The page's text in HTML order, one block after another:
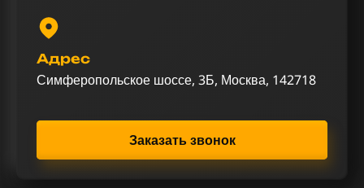
Адрес
Симферопольское шоссе, 3Б, Москва, 142718
Заказать звонок